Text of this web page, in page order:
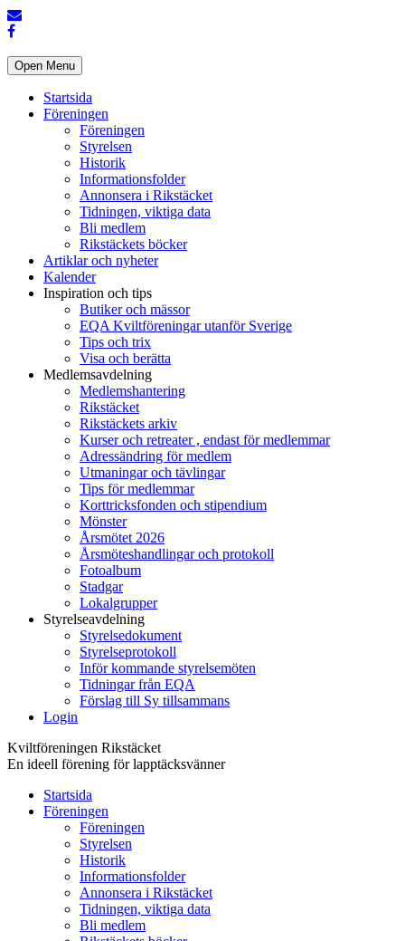
Open Menu
Startsida
Föreningen
Föreningen
Styrelsen
Historik
Informationsfolder
Annonsera i Rikstäcket
Tidningen, viktiga data
Bli medlem
Rikstäckets böcker
Artiklar och nyheter
Kalender
Inspiration och tips
Butiker och mässor
EQA Kviltföreningar utanför Sverige
Tips och trix
Visa och berätta
Medlemsavdelning
Medlemshantering
Rikstäcket
Rikstäckets arkiv
Kurser och retreater , endast för medlemmar
Adressändring för medlem
Utmaningar och tävlingar
Tips för medlemmar
Korttricksfonden och stipendium
Mönster
Årsmötet 2026
Årsmöteshandlingar och protokoll
Fotoalbum
Stadgar
Lokalgrupper
Styrelseavdelning
Styrelsedokument
Styrelseprotokoll
Inför kommande styrelsemöten
Tidningar från EQA
Förslag till Sy tillsammans
Login
Kviltföreningen Rikstäcket
En ideell förening för lapptäcksvänner
Startsida
Föreningen
Föreningen
Styrelsen
Historik
Informationsfolder
Annonsera i Rikstäcket
Tidningen, viktiga data
Bli medlem